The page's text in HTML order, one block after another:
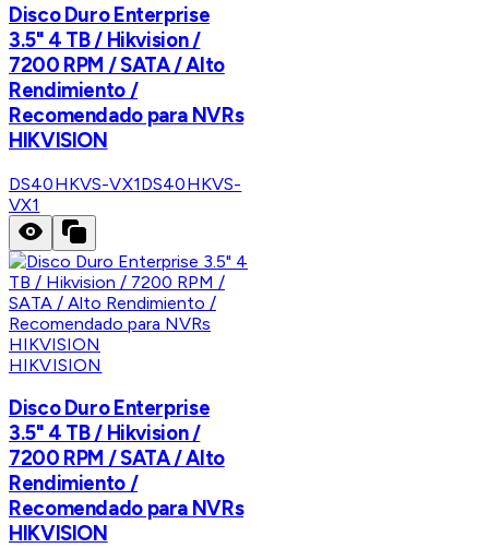
Disco Duro Enterprise
3.5" 4 TB / Hikvision /
7200 RPM / SATA / Alto
Rendimiento /
Recomendado para NVRs
HIKVISION
DS40HKVS-VX1DS40HKVS-
VX1
HIKVISION
Disco Duro Enterprise
3.5" 4 TB / Hikvision /
7200 RPM / SATA / Alto
Rendimiento /
Recomendado para NVRs
HIKVISION